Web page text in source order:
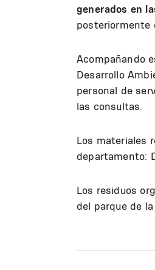
generados en
posteriormente
Acompañando
Desarrollo
personal de
las consultas.
Los materiales
departamento:
Los residuos
del parque de